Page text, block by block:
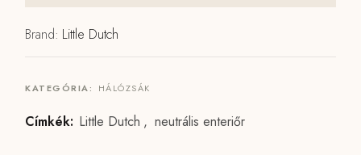
Brand: Little Dutch
KATEGÓRIA: HÁLÓZSÁK
Címkék: Little Dutch , neutrális enteriőr